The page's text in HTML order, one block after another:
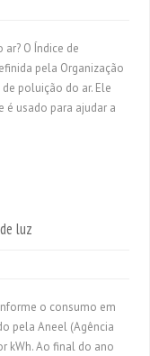
O Índice de
pela Organização
poluição do ar. Ele
é usado para ajudar a
luz
o consumo em
pela Aneel (Agência
kWh. Ao final do ano